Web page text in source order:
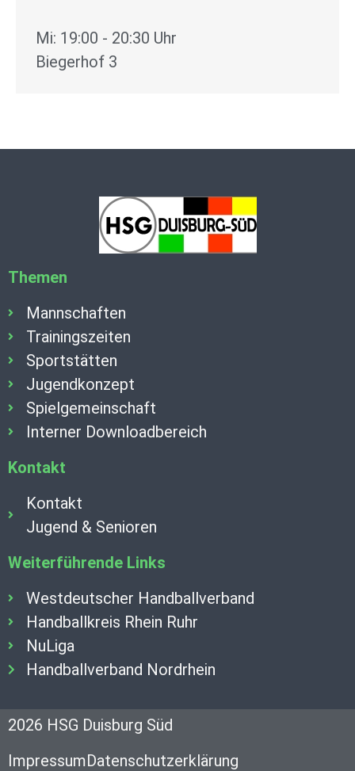
Mi: 19:00 - 20:30 Uhr
Biegerhof 3
Themen
Mannschaften
Trainingszeiten
Sportstätten
Jugendkonzept
Spielgemeinschaft
Interner Downloadbereich
Kontakt
Kontakt
Jugend & Senioren
Weiterführende Links
Westdeutscher Handballverband
Handballkreis Rhein Ruhr
NuLiga
Handballverband Nordrhein
2026 HSG Duisburg Süd
ImpressumDatenschutzerklärung